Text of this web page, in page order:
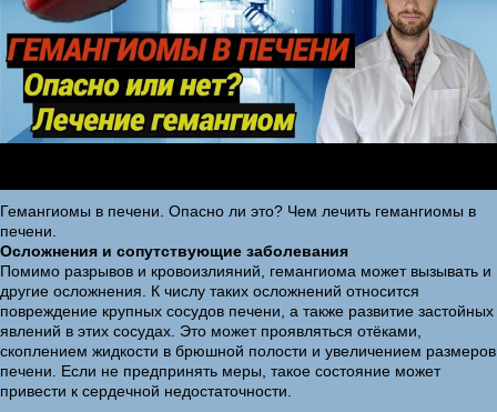
Гемангиомы в печени. Опасно ли это? Чем лечить гемангиомы в
печени.
Осложнения и сопутствующие заболевания
Помимо разрывов и кровоизлияний, гемангиома может вызывать и
другие осложнения. К числу таких осложнений относится
повреждение крупных сосудов печени, а также развитие застойных
явлений в этих сосудах. Это может проявляться отёками,
скоплением жидкости в брюшной полости и увеличением размеров
печени. Если не предпринять меры, такое состояние может
привести к сердечной недостаточности.